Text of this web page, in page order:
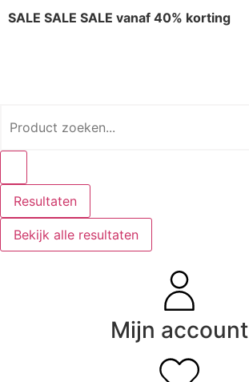
SALE SALE SALE vanaf 40% korting
Resultaten
Bekijk alle resultaten
Mijn account